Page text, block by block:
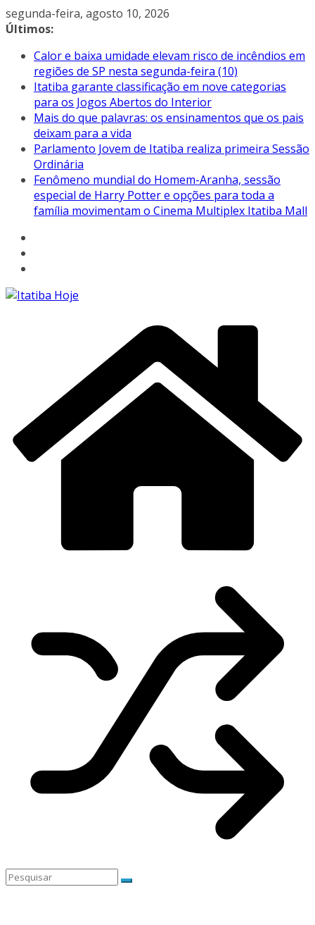
Pular
para
conteúdo
segunda-feira, agosto 10, 2026
Últimos:
Calor e baixa umidade elevam risco de incêndios em
regiões de SP nesta segunda-feira (10)
Itatiba garante classificação em nove categorias
para os Jogos Abertos do Interior
Mais do que palavras: os ensinamentos que os pais
deixam para a vida
Parlamento Jovem de Itatiba realiza primeira Sessão
Ordinária
Fenômeno mundial do Homem-Aranha, sessão
especial de Harry Potter e opções para toda a
família movimentam o Cinema Multiplex Itatiba Mall